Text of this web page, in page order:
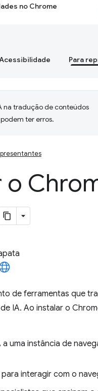
no Chrome
Para
na tradução de conteúdos
ter erros.
de ferramentas que
IA. Ao instalar o
uma instância de
interagir com o